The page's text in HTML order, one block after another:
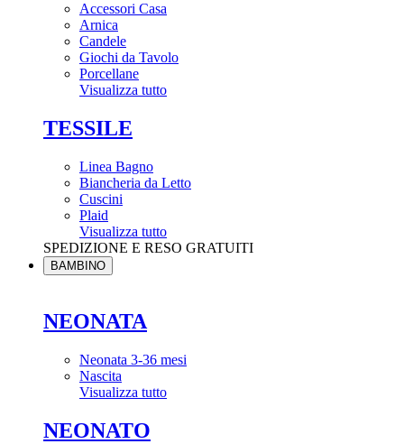
Accessori Casa
Arnica
Candele
Giochi da Tavolo
Porcellane
Visualizza tutto
TESSILE
Linea Bagno
Biancheria da Letto
Cuscini
Plaid
Visualizza tutto
SPEDIZIONE E RESO GRATUITI
BAMBINO
NEONATA
Neonata 3-36 mesi
Nascita
Visualizza tutto
NEONATO